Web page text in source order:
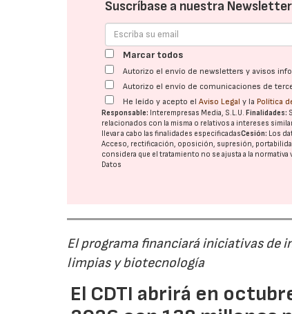
Suscríbase a nuestra
Marcar todos
Autorizo el envío de newsletters y avisos
Autorizo el envío de comunicaciones de
He leído y acepto elAviso Legal y la Política
Responsable: Interempresas Media, S.L.U.Finalidades:
relacionados con la misma o relativos a intereses
llevar a cabo las finalidades especificadasCesión: Los
Acceso, rectificación, oposición, supresión,
considera que el tratamiento no se ajusta a la
Datos
El programa financiará iniciativas de
limpias y biotecnología
El CDTI abrirá en